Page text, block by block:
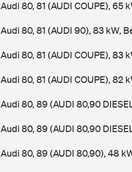
Audi 80, 81 (AUDI COUPE), 65
Audi 80, 81 (AUDI 90), 83 kW,
Audi 80, 81 (AUDI COUPE), 83
Audi 80, 81 (AUDI COUPE), 82
Audi 80, 89 (AUDI 80,90
Audi 80, 89 (AUDI 80,90
Audi 80, 89 (AUDI 80,90), 48